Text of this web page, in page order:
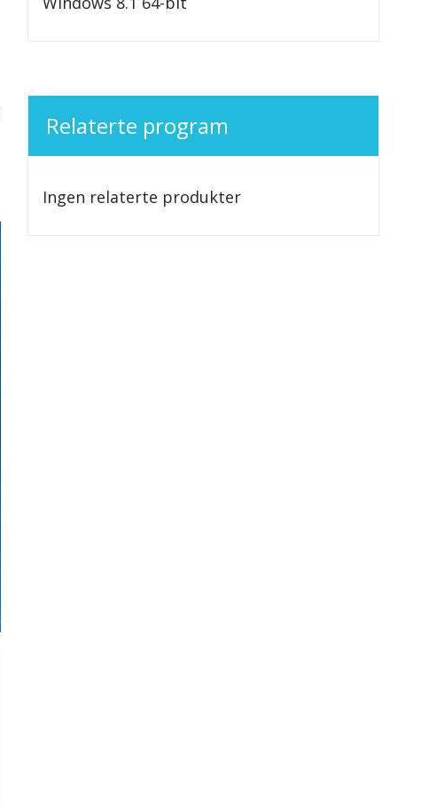
Relaterte program
Ingen relaterte produkter